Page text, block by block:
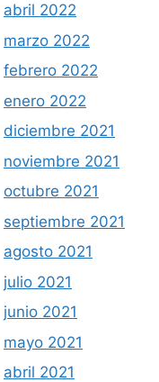
abril 2022
marzo 2022
febrero 2022
enero 2022
diciembre 2021
noviembre 2021
octubre 2021
septiembre 2021
agosto 2021
julio 2021
junio 2021
mayo 2021
abril 2021